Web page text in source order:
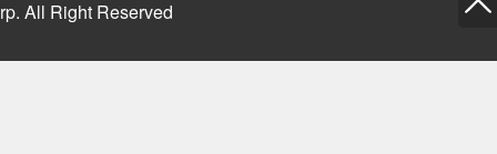
All Right Reserved